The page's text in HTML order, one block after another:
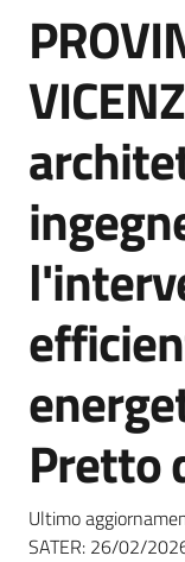
e
strumenti
acquisto
Supporto
Piattaforme
telematiche
site
Salta al contenuto
Pretto
Ultimo
SATER: 26/02/